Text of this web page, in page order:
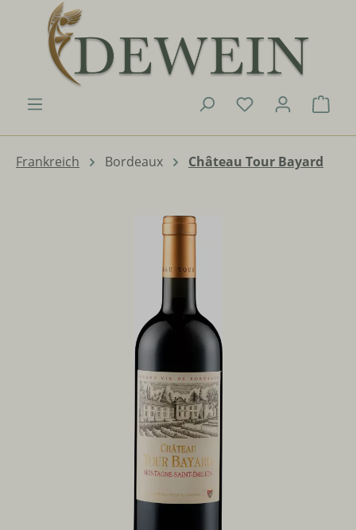
Zum Hauptinhalt springen
Du hast 0
Frankreich Bordeaux Château Tour Bayard